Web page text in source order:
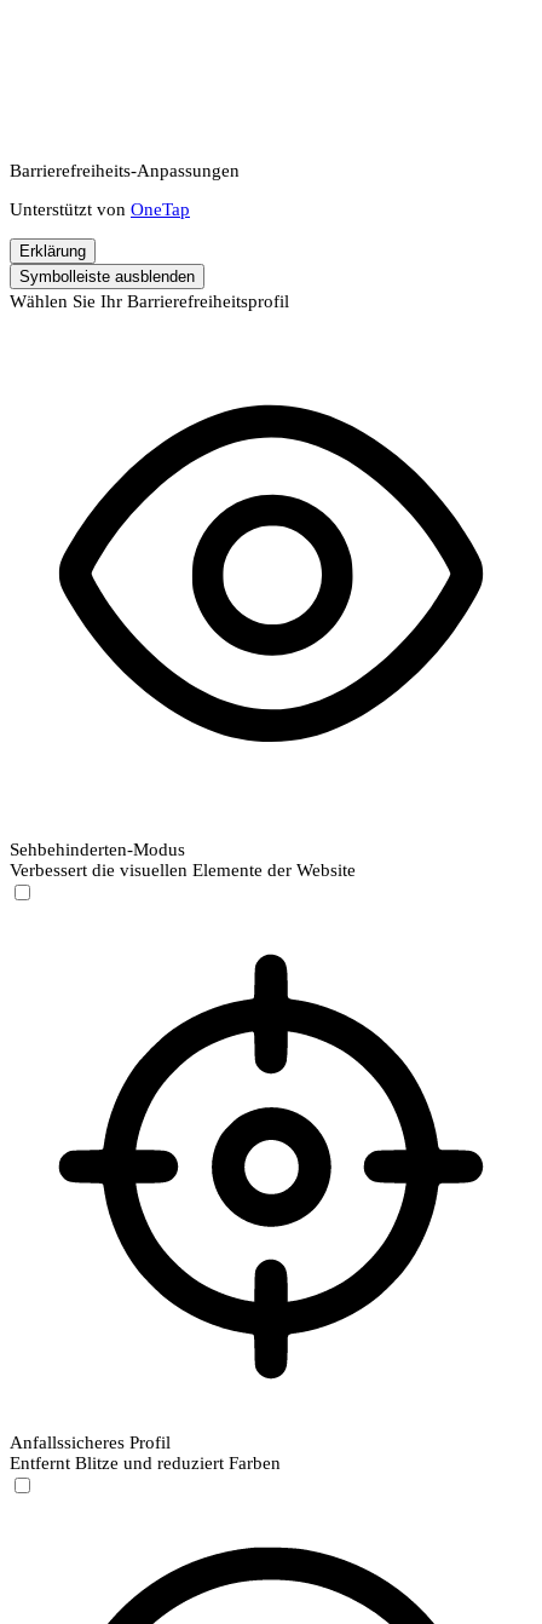
Barrierefreiheits-Anpassungen
Unterstützt von OneTap
Erklärung
Symbolleiste ausblenden
Wählen Sie Ihr Barrierefreiheitsprofil
Sehbehinderten-Modus
Verbessert die visuellen Elemente der Website
Anfallssicheres Profil
Entfernt Blitze und reduziert Farben